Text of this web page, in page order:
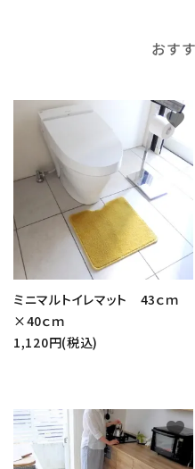
おす
ミニマルトイレマット 43ｃｍ
×40ｃｍ
1,120円(税込)
favorite
favorite